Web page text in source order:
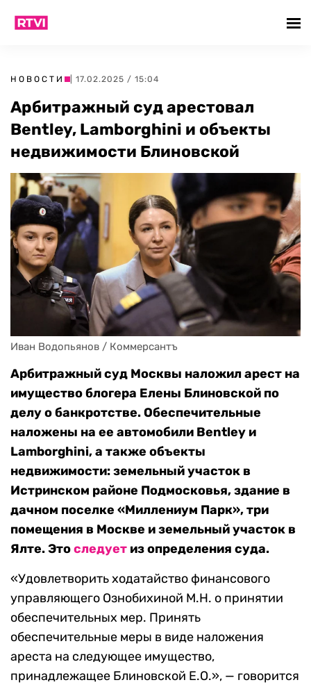
НОВОСТИ | 17.02.2025 / 15:04
Арбитражный суд арестовал
Bentley, Lamborghini и объекты
недвижимости Блиновской
Иван Водопьянов / Коммерсантъ
Арбитражный суд Москвы наложил арест на
имущество блогера Елены Блиновской по
делу о банкротстве. Обеспечительные
наложены на ее автомобили Bentley и
Lamborghini, а также объекты
недвижимости: земельный участок в
Истринском районе Подмосковья, здание в
дачном поселке «Миллениум Парк», три
помещения в Москве и земельный участок в
Ялте. Этоследует из определения суда.
«Удовлетворить ходатайство финансового
управляющего Ознобихиной М.Н. о принятии
обеспечительных мер. Принять
обеспечительные меры в виде наложения
ареста на следующее имущество,
принадлежащее Блиновской Е.О.», — говорится